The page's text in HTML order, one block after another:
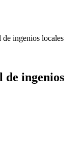
de ingenios locales
ingenios